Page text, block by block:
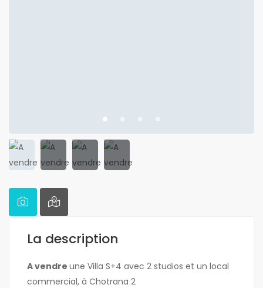
La description
A vendre une Villa S+4 avec 2 studios et un local
commercial, à Chotrana 2